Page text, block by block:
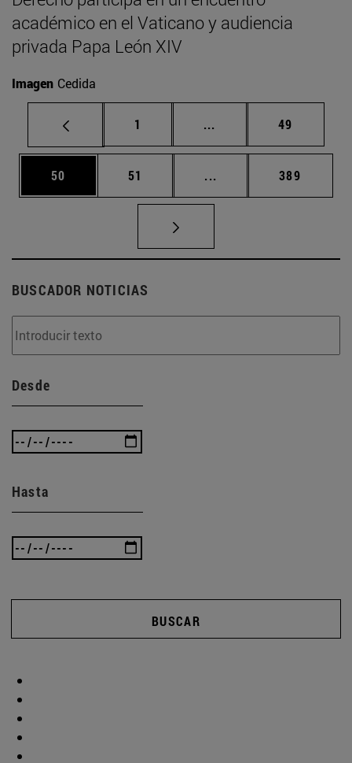
académico en el Vaticano y audiencia
privada Papa León XIV
Imagen Cedida
Página
1 ... Páginas intermedias
Página
49
Página
50 Página
51 ... Páginas intermedias
Página
389
BUSCADOR NOTICIAS
Desde
Hasta
BUSCAR